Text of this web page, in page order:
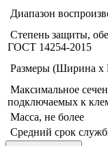
Диапазон
Степень защиты,
ГОСТ 14254-2015
Размеры (Ширина х
Максимальное
подключаемых к
Масса, не более
Средний срок